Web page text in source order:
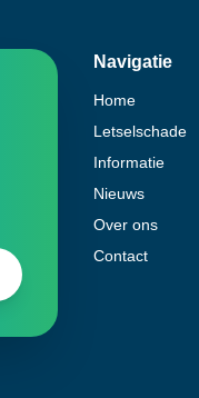
Navigatie
Home
Letselschade
Informatie
Nieuws
Over ons
Contact